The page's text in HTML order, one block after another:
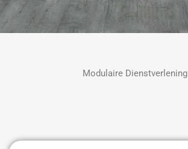
Modulaire Dienstverlening